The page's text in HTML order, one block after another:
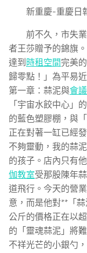
新重慶-重慶日
前不久，市失
者王莎贈予的錦旗
達到 時租空間完美
歸零點！」為平易
第一章：蒜泥與會
「宇宙水餃中心」
的藍色塑膠棚，與
正在對著一缸已經
不夠靈動，我的蒜
的孩子。店內只有
伽教室受那股陳年
道飛行。今天的營
意，而是他對**「
公斤的價格正在以
的「靈魂蒜泥」將
不祥光芒的小銀勺